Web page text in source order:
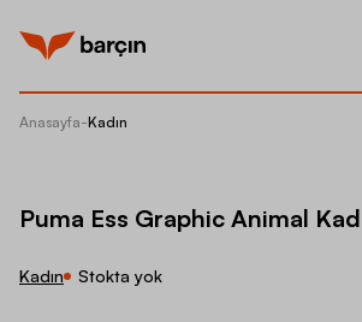
Anasayfa-Kadın
Puma Ess Graphic Animal
Kadın Stokta yok